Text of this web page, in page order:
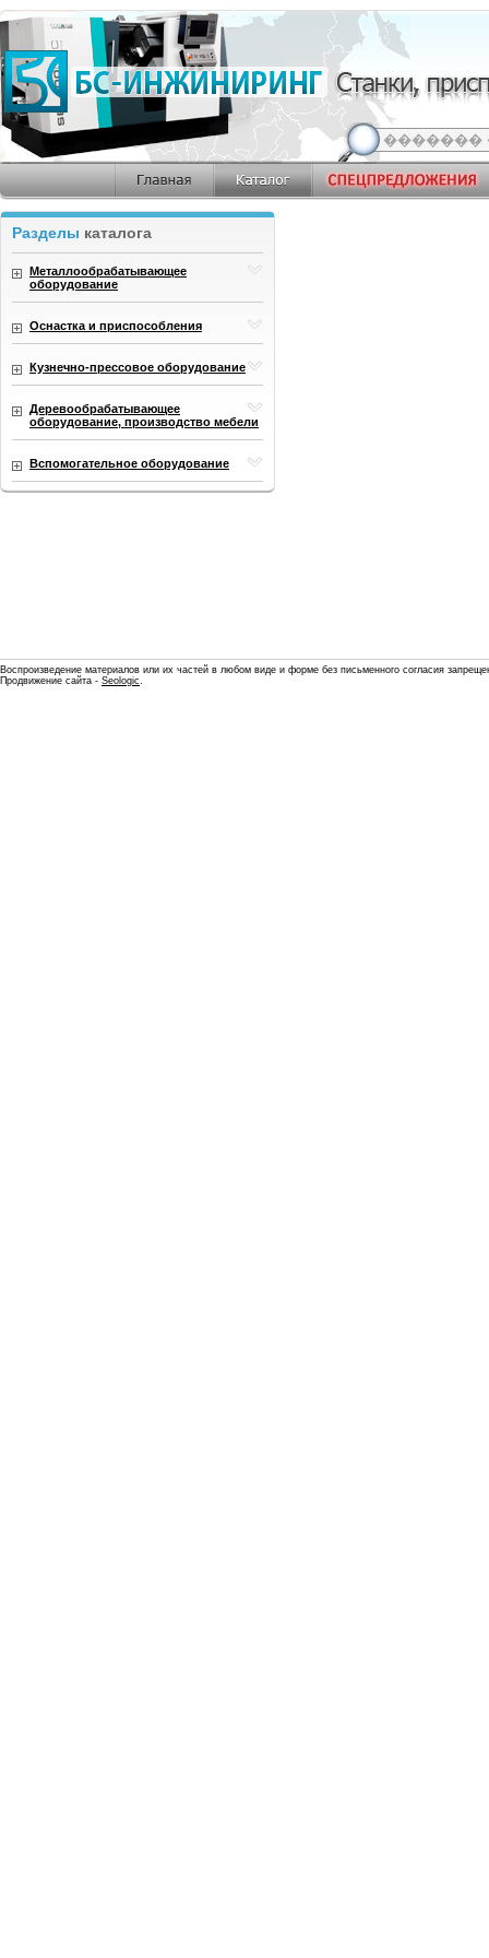
Разделы каталога
Металлообрабатывающее
оборудование
Оснастка и приспособления
Кузнечно-прессовое оборудование
Деревообрабатывающее
оборудование, производство мебели
Вспомогательное оборудование
Воспроизведение материалов или их частей в любом виде и форме без письменного согласия
Продвижение сайта - Seologic.